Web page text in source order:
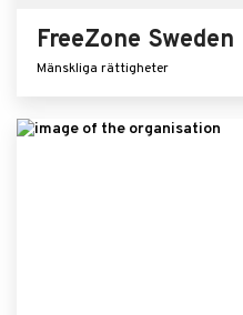
FreeZone Sweden
Mänskliga rättigheter